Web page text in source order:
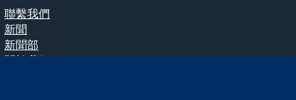
聯繫我們
新聞
新聞部
關於我們